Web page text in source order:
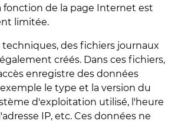
fonction de la page Internet est
limitée.
techniques, des fichiers journaux
créés. Dans ces fichiers,
enregistre des données
le type et la version du
d'exploitation utilisé, l'heure
IP, etc. Ces données ne